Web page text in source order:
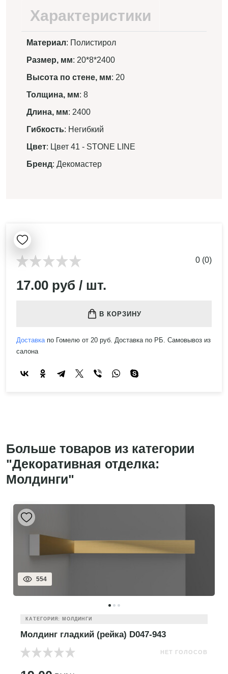
Характеристики
Материал: Полистирол
Размер, мм: 20*8*2400
Высота по стене, мм: 20
Толщина, мм: 8
Длина, мм: 2400
Гибкость: Негибкий
Цвет: Цвет 41 - STONE LINE
Бренд: Декомастер
0 (0)
17.00 руб / шт.
В КОРЗИНУ
Доставкапо Гомелю от 20 руб. Доставка по РБ. Самовывоз из
салона
Больше товаров из категории
"Декоративная отделка:
Молдинги"
554
КАТЕГОРИЯ: МОЛДИНГИ
Молдинг гладкий (рейка) D047-943
НЕТ ГОЛОСОВ